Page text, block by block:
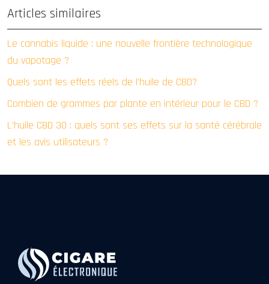
Articles similaires
Le cannabis liquide : une nouvelle frontière technologique
du vapotage ?
Quels sont les effets réels de l’huile de CBD?
Combien de grammes par plante en intérieur pour le CBD ?
L’huile CBD 30 : quels sont ses effets sur la santé cérébrale
et les avis utilisateurs ?